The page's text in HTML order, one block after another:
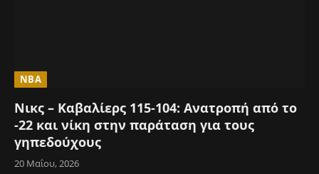
NBA
Νικς – Καβαλίερς 115-104: Ανατροπή από το
-22 και νίκη στην παράταση για τους
γηπεδούχους
20 Μαΐου, 2026